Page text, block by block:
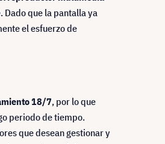
Dado que la pantalla ya
el esfuerzo de
18/7, por lo que
periodo de tiempo.
que desean gestionar y